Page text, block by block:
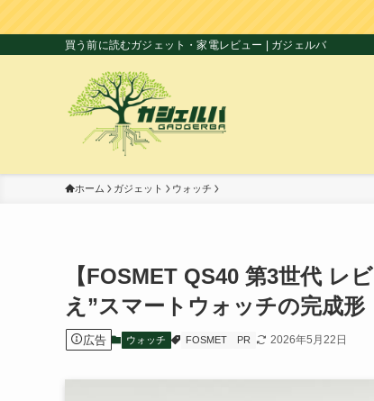
買う前に読むガジェット・家電レビュー | ガジェルバ
ホーム ガジェット ウォッチ
【FOSMET QS40 第3世代 レ
え”スマートウォッチの完成形
広告 ウォッチ FOSMET PR 2026年5月22日